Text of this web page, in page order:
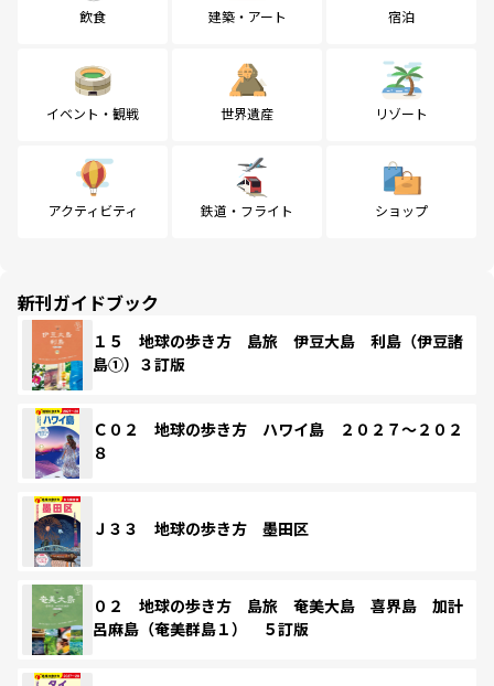
飲食 建築・アート 宿泊
イベント・観戦 世界遺産 リゾート
アクティビティ 鉄道・フライト ショップ
新刊ガイドブック
１５ 地球の歩き方 島旅 伊豆大島 利島（伊豆諸
島①）３訂版
Ｃ０２ 地球の歩き方 ハワイ島 ２０２７～２０２
８
Ｊ３３ 地球の歩き方 墨田区
０２ 地球の歩き方 島旅 奄美大島 喜界島 加計
呂麻島（奄美群島１） ５訂版